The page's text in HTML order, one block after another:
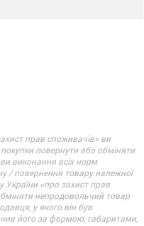
прав споживачів» ви
повернути або обміняти
виконання всіх норм
/ повернення товару належної
України «про захист прав
непродовольчий товар
у якого він був
його за формою, габаритами,